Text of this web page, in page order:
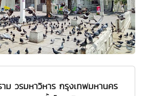
าม วรมหาวิหาร กรุงเทพมหานคร